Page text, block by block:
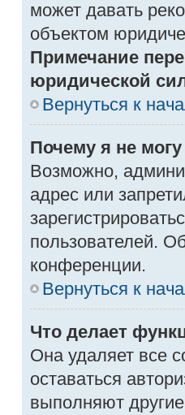
может давать
объектом
Примечание
юридической
Вернуться к
Почему я не
Возможно,
адрес или
пользователей.
конференции.
Вернуться к
Что делает
Она удаляет все
оставаться
выполняют